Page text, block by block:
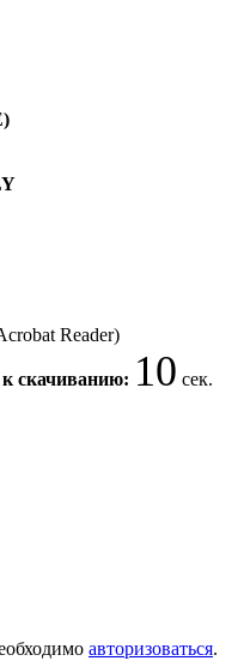
Reader)
скачиванию: 10 сек.
авторизоваться.